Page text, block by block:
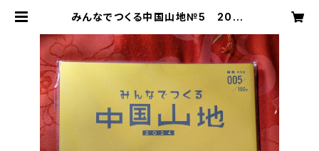
みんなでつくる中国山地№5 2024
地編集舎 | 芸備書房